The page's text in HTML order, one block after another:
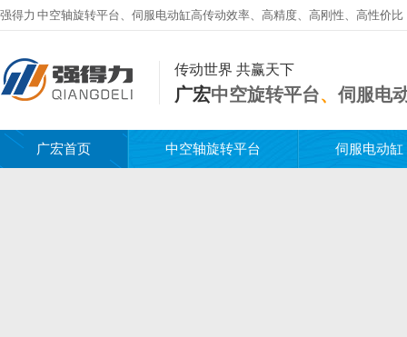
强得力 中空轴旋转平台、 伺服电动缸高传动效率、高精度、高刚性、高性价比
传动世界 共赢天下
广宏中空旋转平台、 伺服电
广宏首页 中空轴旋转平台 伺服电动缸